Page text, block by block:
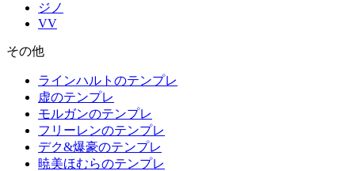
ジノ
VV
その他
ラインハルトのテンプレ
虚のテンプレ
モルガンのテンプレ
フリーレンのテンプレ
デク&爆豪のテンプレ
暁美ほむらのテンプレ